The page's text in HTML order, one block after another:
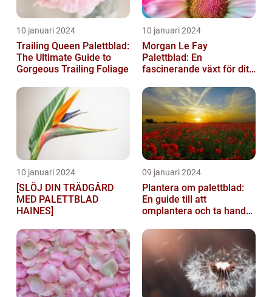
10 januari 2024
Trailing Queen Palettblad:
The Ultimate Guide to
Gorgeous Trailing Foliage
10 januari 2024
Morgan Le Fay
Palettblad: En
fascinerande växt för ditt
10 januari 2024
[SLÖJ DIN TRÄDGÅRD
MED PALETTBLAD
HAINES]
09 januari 2024
Plantera om palettblad:
En guide till att
omplantera och ta hand